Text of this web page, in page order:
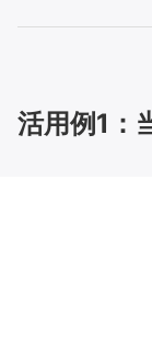
活用例1：